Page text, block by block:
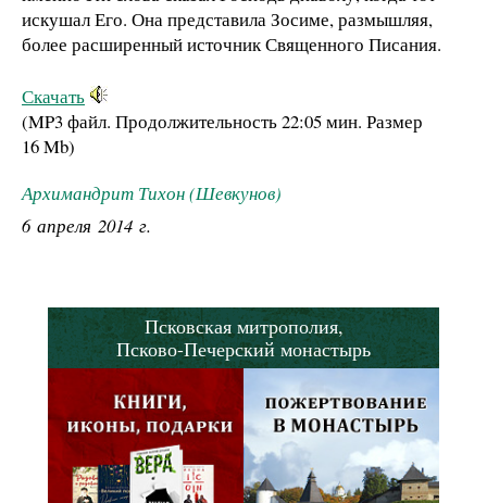
искушал Его. Она представила Зосиме, размышляя,
более расширенный источник Священного Писания.
Скачать
(MP3 файл. Продолжительность22:05 мин. Размер
16 Mb)
Архимандрит Тихон (Шевкунов)
6 апреля 2014 г.
Псковская митрополия,
Псково-Печерский монастырь